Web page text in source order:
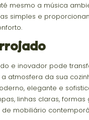
mesmo a música
simples e
e inovador pode
atmosfera da sua
elegante e
linhas claras,
de mobiliário